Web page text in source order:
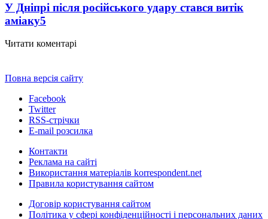
У Дніпрі після російського удару стався витік
аміаку5
Читати коментарі
Повна версія сайту
Facebook
Twitter
RSS-стрічки
E-mail розсилка
Контакти
Реклама на сайті
Використання матеріалів korrespondent.net
Правила користування сайтом
Договір користування сайтом
Політика у сфері конфіденційності і персональних даних